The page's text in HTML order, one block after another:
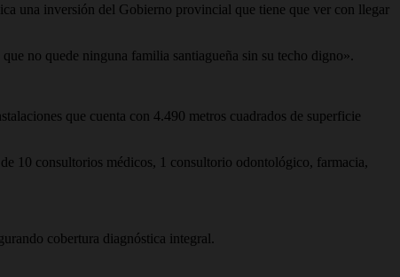
una inversión del Gobierno provincial que tiene que ver con llegar
no quede ninguna familia santiagueña sin su techo digno».
que cuenta con 4.490 metros cuadrados de superficie
10 consultorios médicos, 1 consultorio odontológico, farmacia,
cobertura diagnóstica integral.